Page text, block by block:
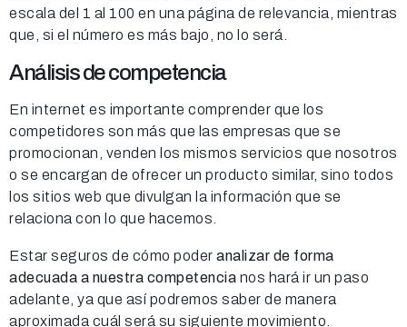
escala del 1 al 100 en una página de relevancia, mientras
que, si el número es más bajo, no lo será.
Análisis de competencia
En internet es importante comprender que los
competidores son más que las empresas que se
promocionan, venden los mismos servicios que nosotros
o se encargan de ofrecer un producto similar, sino todos
los sitios web que divulgan la información que se
relaciona con lo que hacemos.
Estar seguros de cómo poder analizar de forma
adecuada a nuestra competencia nos hará ir un paso
adelante, ya que así podremos saber de manera
aproximada cuál será su siguiente movimiento.